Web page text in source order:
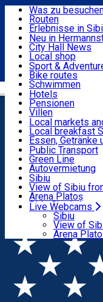
Română
Nützliche
Aktivitäten &
Unterkunft
Essen, Getränke &
Transport & Parken
Live Webcams
Was zu
Routen
Erlebnisse in
Podcast
Kultur
Museen
Kirchen
Parks, Zoo
Im Umkreis von
Neu in
City Hall News
Local shop
Sibiu Handwerker
Sibiul Verde
Public services
Bildung
Wie komme ich
Touristeninfo
Reiseführer
Guided tours
Local publication
Schönheitssalon
Sport &
Bike routes
Schwimmen
Reiten
Fitnessstudio
Loc de joacă
Loc de joacă
Ski
Eislaufen
Yoga
Hotels
Pensionen
Villen
Hostels
Motels
Camping
Zimmer zu
Wohnungen
Unterkunft
Local markets
Local breakfast
Essen, Getränke
Pizza
Fast Food
Kaffeestube
Konditorei
Pub, Bar
Nachtclubs
Bäckerei
Public Transport
Green Line
Autovermietung
Fahrad verleih
Scooter rentals
Taxi
Ride Sharing
Park-Tickets
Parkplätze
Ladestationen
Sibiu
View of Sibiu
Arena Platoș
Live Webcams
Sibiu
View of
Arena
Home
Informationszentrum
Open